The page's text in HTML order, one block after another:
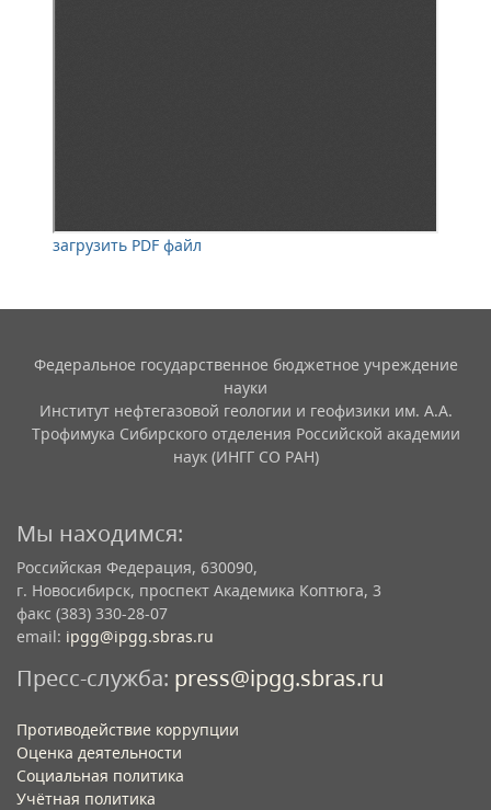
загрузить PDF файл
Федеральное государственное бюджетное учреждение
науки
Институт нефтегазовой геологии и геофизики им. А.А.
Трофимука Сибирского отделения Российской академии
наук (ИНГГ СО РАН)
Мы находимся:
Российская Федерация, 630090,
г. Новосибирск, проспект Академика Коптюга, 3
факс (383) 330-28-07
email: ipgg@ipgg.sbras.ru
Пресс-служба: press@ipgg.sbras.ru
Противодействие коррупции
Оценка деятельности
Социальная политика
Учётная политика​